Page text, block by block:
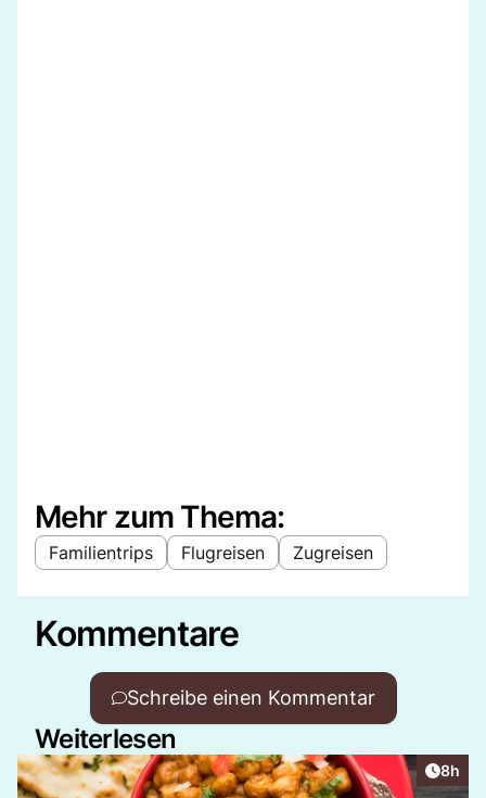
Mehr zum Thema:
Familientrips Flugreisen Zugreisen
Kommentare
Schreibe einen Kommentar
Weiterlesen
8h